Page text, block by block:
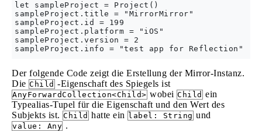
let sampleProject = Project()
sampleProject.title = "MirrorMirror"
sampleProject.id = 199
sampleProject.platform = "iOS"
sampleProject.version = 2
Der folgende Code zeigt die Erstellung der Mirror-Instanz.
Die Child -Eigenschaft des Spiegels ist
AnyForwardCollection<Child> wobei Child ein
Typealias-Tupel für die Eigenschaft und den Wert des
Subjekts ist. Child hatte ein label: String und
value: Any .